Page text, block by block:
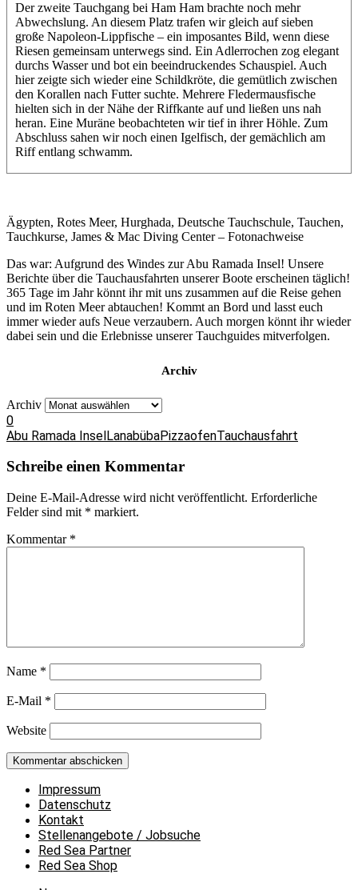
Der zweite Tauchgang bei Ham Ham brachte noch mehr
Abwechslung. An diesem Platz trafen wir gleich auf sieben
große Napoleon-Lippfische – ein imposantes Bild, wenn diese
Riesen gemeinsam unterwegs sind. Ein Adlerrochen zog elegant
durchs Wasser und bot ein beeindruckendes Schauspiel. Auch
hier zeigte sich wieder eine Schildkröte, die gemütlich zwischen
den Korallen nach Futter suchte. Mehrere Fledermausfische
hielten sich in der Nähe der Riffkante auf und ließen uns nah
heran. Eine Muräne beobachteten wir tief in ihrer Höhle. Zum
Abschluss sahen wir noch einen Igelfisch, der gemächlich am
Riff entlang schwamm.
Ägypten, Rotes Meer, Hurghada, Deutsche Tauchschule, Tauchen,
Tauchkurse, James & Mac Diving Center – Fotonachweise
Das war: Aufgrund des Windes zur Abu Ramada Insel! Unsere
Berichte über die Tauchausfahrten unserer Boote erscheinen täglich!
365 Tage im Jahr könnt ihr mit uns zusammen auf die Reise gehen
und im Roten Meer abtauchen! Kommt an Bord und lasst euch
immer wieder aufs Neue verzaubern. Auch morgen könnt ihr wieder
dabei sein und die Erlebnisse unserer Tauchguides mitverfolgen.
Archiv
Archiv
0
Abu Ramada InselLanabübaPizzaofenTauchausfahrt
Schreibe einen Kommentar
Deine E-Mail-Adresse wird nicht veröffentlicht. Erforderliche
Felder sind mit * markiert.
Kommentar *
Name *
E-Mail *
Website
Impressum
Datenschutz
Kontakt
Stellenangebote / Jobsuche
Red Sea Partner
Red Sea Shop